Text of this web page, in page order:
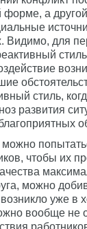
а
Видимо, для
стиль,
развития
чтобы их
можно
уже в
вообще не